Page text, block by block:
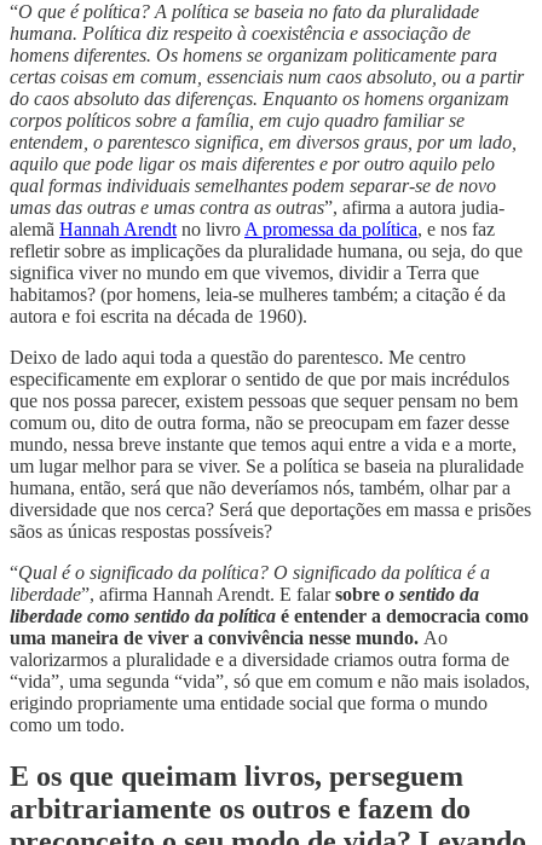
“O que é política? A política se baseia no fato da pluralidade
humana. Política diz respeito à coexistência e associação de
homens diferentes. Os homens se organizam politicamente para
certas coisas em comum, essenciais num caos absoluto, ou a partir
do caos absoluto das diferenças. Enquanto os homens organizam
corpos políticos sobre a família, em cujo quadro familiar se
entendem, o parentesco significa, em diversos graus, por um lado,
aquilo que pode ligar os mais diferentes e por outro aquilo pelo
qual formas individuais semelhantes podem separar-se de novo
umas das outras e umas contra as outras”, afirma a autora judia-
alemã Hannah Arendt no livro A promessa da política, e nos faz
refletir sobre as implicações da pluralidade humana, ou seja, do que
significa viver no mundo em que vivemos, dividir a Terra que
habitamos? (por homens, leia-se mulheres também; a citação é da
autora e foi escrita na década de 1960).
Deixo de lado aqui toda a questão do parentesco. Me centro
especificamente em explorar o sentido de que por mais incrédulos
que nos possa parecer, existem pessoas que sequer pensam no bem
comum ou, dito de outra forma, não se preocupam em fazer desse
mundo, nessa breve instante que temos aqui entre a vida e a morte,
um lugar melhor para se viver. Se a política se baseia na pluralidade
humana, então, será que não deveríamos nós, também, olhar par a
diversidade que nos cerca? Será que deportações em massa e prisões
sãos as únicas respostas possíveis?
“Qual é o significado da política? O significado da política é a
liberdade”, afirma Hannah Arendt. E falarsobre o sentido da
liberdade como sentido da política é entender a democracia como
uma maneira de viver a convivência nesse mundo. Ao
valorizarmos a pluralidade e a diversidade criamos outra forma de
“vida”, uma segunda “vida”, só que em comum e não mais isolados,
erigindo propriamente uma entidade social que forma o mundo
como um todo.
E os que queimam livros, perseguem
arbitrariamente os outros e fazem do